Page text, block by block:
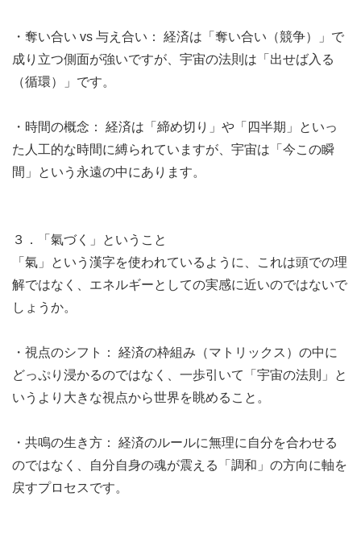
・奪い合い vs 与え合い： 経済は「奪い合い（競争）」で
成り立つ側面が強いですが、宇宙の法則は「出せば入る
（循環）」です。
・時間の概念： 経済は「締め切り」や「四半期」といっ
た人工的な時間に縛られていますが、宇宙は「今この瞬
間」という永遠の中にあります。
３．「氣づく」ということ
「氣」という漢字を使われているように、これは頭での理
解ではなく、エネルギーとしての実感に近いのではないで
しょうか。
・視点のシフト： 経済の枠組み（マトリックス）の中に
どっぷり浸かるのではなく、一歩引いて「宇宙の法則」と
いうより大きな視点から世界を眺めること。
・共鳴の生き方： 経済のルールに無理に自分を合わせる
のではなく、自分自身の魂が震える「調和」の方向に軸を
戻すプロセスです。